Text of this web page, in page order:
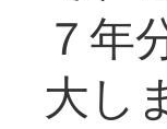
７年
大